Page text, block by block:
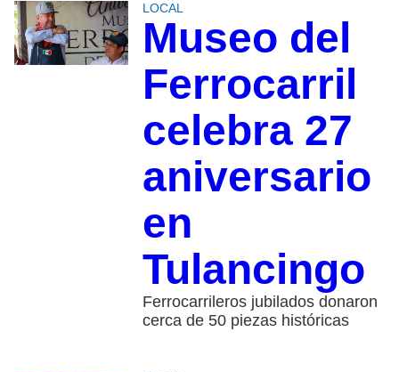
LOCAL
Museo del
Ferrocarril
celebra 27
aniversario
en
Tulancingo
Ferrocarrileros jubilados donaron
cerca de 50 piezas históricas